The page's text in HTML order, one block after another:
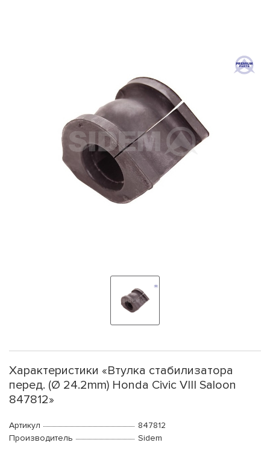
Характеристики «Втулка стабилизатора
перед. (Ø 24.2mm) Honda Civic VIII Saloon
847812»
Артикул
847812
Производитель
Sidem